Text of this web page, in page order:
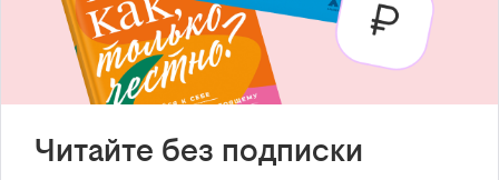
Читайте без подписки